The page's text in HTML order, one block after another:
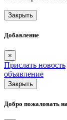
Закрыть
Добавление
×
Прислать новость
объявление
Закрыть
Добро пожаловать